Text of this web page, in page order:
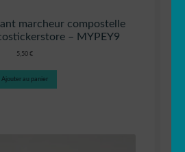
marcheur compostelle
– MYPEY9
5,50 €
Ajouter au panier